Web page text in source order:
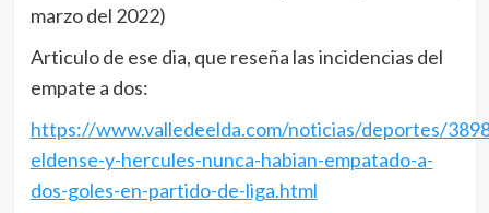
marzo del 2022)
Articulo de ese dia, que reseña las incidencias del
empate a dos:
https://www.valledeelda.com/noticias/deportes/
eldense-y-hercules-nunca-habian-empatado-a-
dos-goles-en-partido-de-liga.html